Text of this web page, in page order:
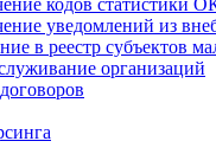
кодов статистики
уведомлений
в реестр субъектов
организаций